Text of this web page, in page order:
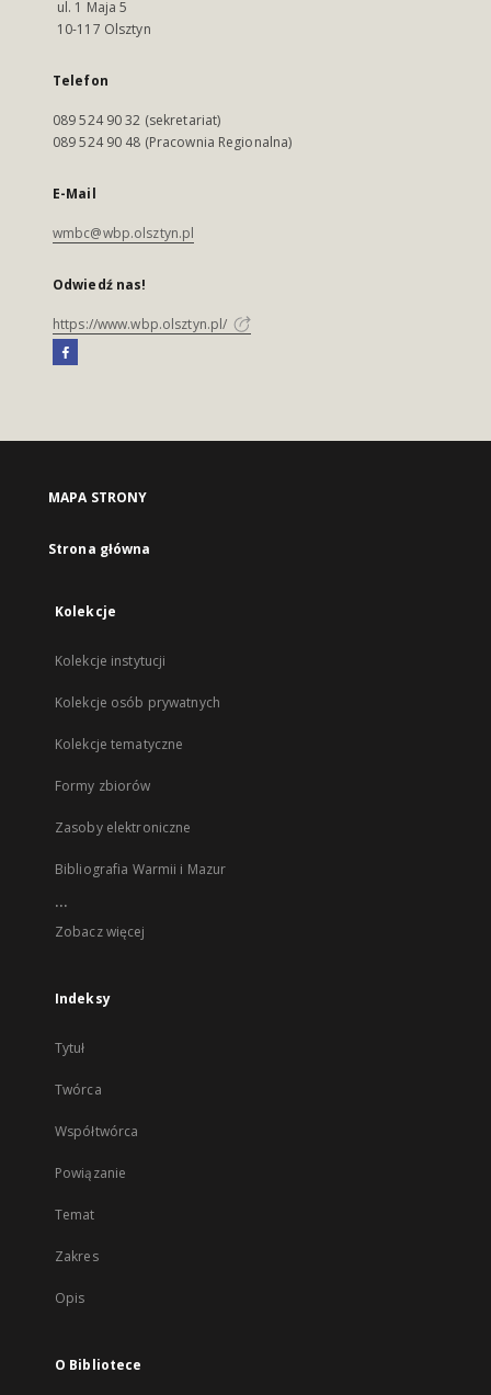
ul. 1 Maja 5
10-117 Olsztyn
Telefon
089 524 90 32 (sekretariat)
089 524 90 48 (Pracownia Regionalna)
E-Mail
wmbc@wbp.olsztyn.pl
Odwiedź nas!
https://www.wbp.olsztyn.pl/
MAPA STRONY
Strona główna
Kolekcje
Kolekcje instytucji
Kolekcje osób prywatnych
Kolekcje tematyczne
Formy zbiorów
Zasoby elektroniczne
Bibliografia Warmii i Mazur
...
Zobacz więcej
Indeksy
Tytuł
Twórca
Współtwórca
Powiązanie
Temat
Zakres
Opis
O Bibliotece